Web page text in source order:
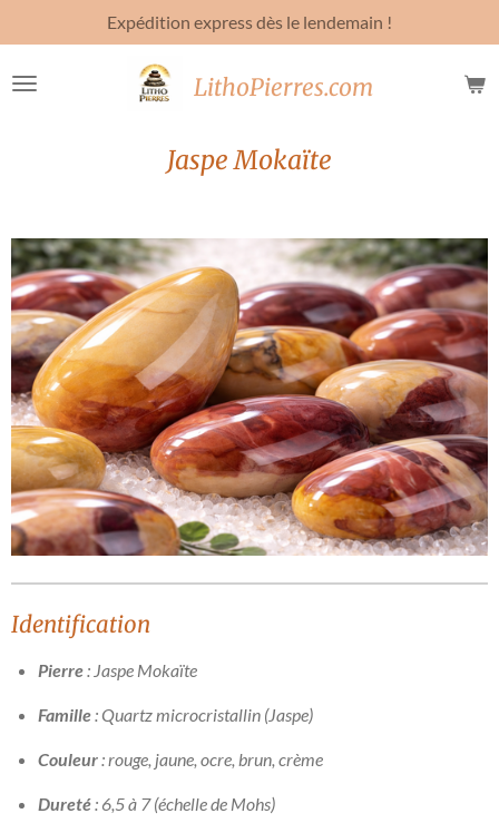
au
contenu
LithoPierres.com
Expédition express dès le lendemain !
Jaspe Mokaïte
Identification
Pierre: Jaspe Mokaïte
Famille: Quartz microcristallin (Jaspe)
Couleur: rouge, jaune, ocre, brun, crème
Dureté: 6,5 à 7 (échelle de Mohs)